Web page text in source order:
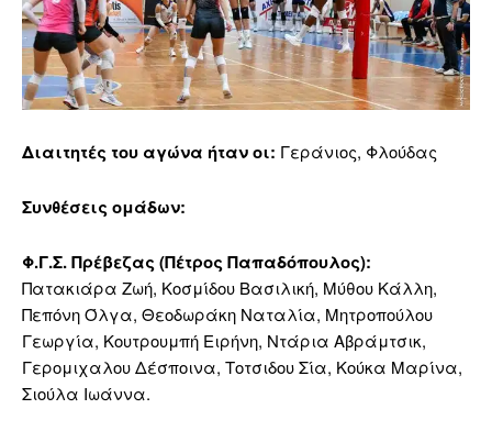
Διαιτητές του αγώνα ήταν οι: Γεράνιος, Φλούδας
Συνθέσεις ομάδων:
Φ.Γ.Σ. Πρέβεζας (Πέτρος Παπαδόπουλος):
Πατακιάρα Ζωή, Κοσμίδου Βασιλική, Μύθου Κάλλη,
Πεπόνη Όλγα, Θεοδωράκη Ναταλία, Μητροπούλου
Γεωργία, Κουτρουμπή Ειρήνη, Ντάρια Αβράμτσικ,
Γερομιχαλου Δέσποινα, Τοτσιδου Σία, Κούκα Μαρίνα,
Σιούλα Ιωάννα.